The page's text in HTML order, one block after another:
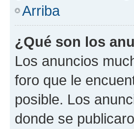
Arriba
¿Qué son los
Los anuncios
foro que le
posible. Los
donde se